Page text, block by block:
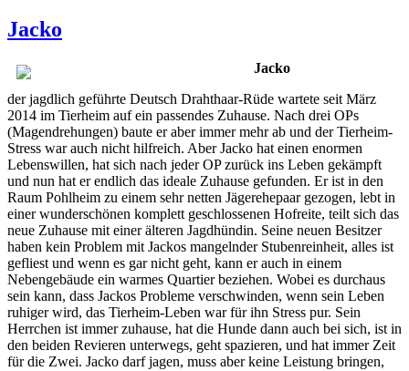
Jacko
Jacko
der jagdlich geführte Deutsch Drahthaar-Rüde wartete seit März
2014 im Tierheim auf ein passendes Zuhause. Nach drei OPs
(Magendrehungen) baute er aber immer mehr ab und der Tierheim-
Stress war auch nicht hilfreich. Aber Jacko hat einen enormen
Lebenswillen, hat sich nach jeder OP zurück ins Leben gekämpft
und nun hat er endlich das ideale Zuhause gefunden. Er ist in den
Raum Pohlheim zu einem sehr netten Jägerehepaar gezogen, lebt in
einer wunderschönen komplett geschlossenen Hofreite, teilt sich das
neue Zuhause mit einer älteren Jagdhündin. Seine neuen Besitzer
haben kein Problem mit Jackos mangelnder Stubenreinheit, alles ist
gefliest und wenn es gar nicht geht, kann er auch in einem
Nebengebäude ein warmes Quartier beziehen. Wobei es durchaus
sein kann, dass Jackos Probleme verschwinden, wenn sein Leben
ruhiger wird, das Tierheim-Leben war für ihn Stress pur. Sein
Herrchen ist immer zuhause, hat die Hunde dann auch bei sich, ist in
den beiden Revieren unterwegs, geht spazieren, und hat immer Zeit
für die Zwei. Jacko darf jagen, muss aber keine Leistung bringen,